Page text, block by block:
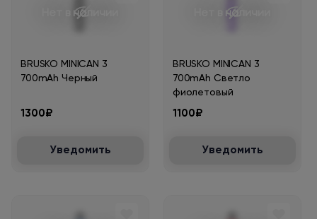
Нет в наличии
BRUSKO MINICAN 3
700mAh Черный
1300₽
Уведомить
Нет в наличии
BRUSKO MINICAN 3
700mAh Светло
фиолетовый
1100₽
Уведомить